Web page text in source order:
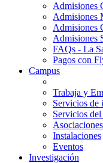
Admisiones
Admisiones
Admisiones
Admisiones
FAQs - La
Pagos con
Campus
Trabaja y
Servicios de
Servicios
Instalaciones
Eventos
Investigación